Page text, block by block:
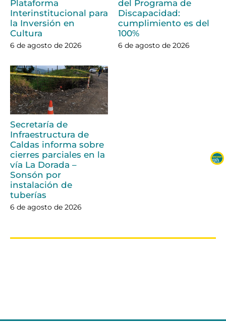
Plataforma
Interinstitucional para
la Inversión en
Cultura
6 de agosto de 2026
del Programa de
Discapacidad:
cumplimiento es del
100%
6 de agosto de 2026
Secretaría de
Infraestructura de
Caldas informa sobre
cierres parciales en la
vía La Dorada –
Sonsón por
instalación de
tuberías
6 de agosto de 2026